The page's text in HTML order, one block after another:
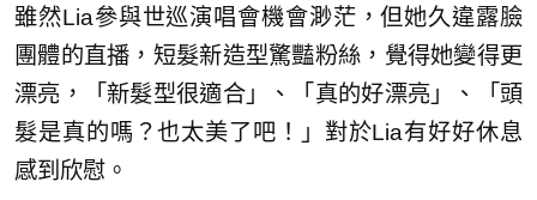
雖然Lia參與世巡演唱會機會渺茫，但她久違露臉
團體的直播，短髮新造型驚豔粉絲，覺得她變得更
漂亮，「新髮型很適合」、「真的好漂亮」、「頭
髮是真的嗎？也太美了吧！」對於Lia有好好休息
感到欣慰。